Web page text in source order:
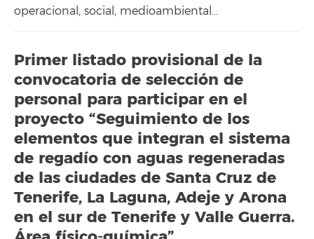
operacional, social, medioambiental…
Primer listado provisional de la
convocatoria de selección de
personal para participar en el
proyecto “Seguimiento de los
elementos que integran el sistema
de regadío con aguas regeneradas
de las ciudades de Santa Cruz de
Tenerife, La Laguna, Adeje y Arona
en el sur de Tenerife y Valle Guerra.